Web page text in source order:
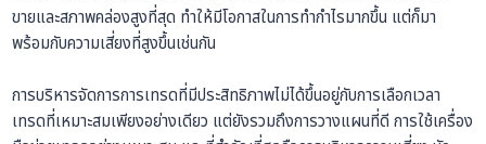
ขายและสภาพคล่องสูงที่สุด ทำให้มีโอกาสในการทำกำไรมากขึ้น แต่ก็มา
พร้อมกับความเสี่ยงที่สูงขึ้นเช่นกัน
การบริหารจัดการการเทรดที่มีประสิทธิภาพไม่ได้ขึ้นอยู่กับการเลือกเวลา
เทรดที่เหมาะสมเพียงอย่างเดียว แต่ยังรวมถึงการวางแผนที่ดี การใช้เครื่อง